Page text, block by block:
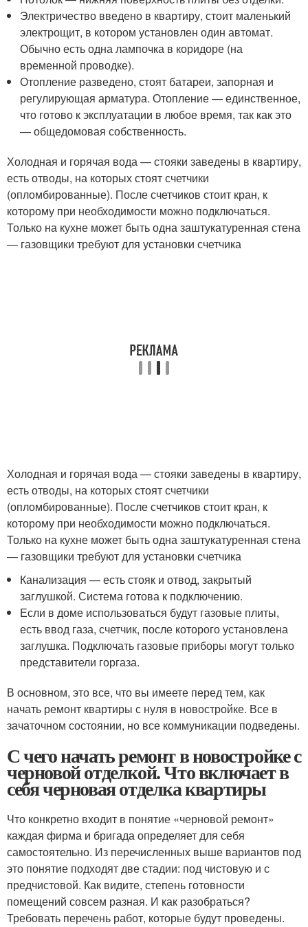
Электричество введено в квартиру, стоит маленький
электрощит, в котором установлен один автомат.
Обычно есть одна лампочка в коридоре (на
временной проводке).
Отопление разведено, стоят батареи, запорная и
регулирующая арматура. Отопление — единственное,
что готово к эксплуатации в любое время, так как это
— общедомовая собственность.
Холодная и горячая вода — стояки заведены в квартиру,
есть отводы, на которых стоят счетчики
(опломбированные). После счетчиков стоит кран, к
которому при необходимости можно подключаться.
Только на кухне может быть одна заштукатуренная стена
— газовщики требуют для установки счетчика
Холодная и горячая вода — стояки заведены в квартиру,
есть отводы, на которых стоят счетчики
(опломбированные). После счетчиков стоит кран, к
которому при необходимости можно подключаться.
Только на кухне может быть одна заштукатуренная стена
— газовщики требуют для установки счетчика
Канализация — есть стояк и отвод, закрытый
заглушкой. Система готова к подключению.
Если в доме использоваться будут газовые плиты,
есть ввод газа, счетчик, после которого установлена
заглушка. Подключать газовые приборы могут только
представители горгаза.
В основном, это все, что вы имеете перед тем, как
начать ремонт квартиры с нуля в новостройке. Все в
зачаточном состоянии, но все коммуникации подведены.
С чего начать ремонт в новостройке с
черновой отделкой. Что включает в
себя черновая отделка квартиры
Что конкретно входит в понятие «черновой ремонт»
каждая фирма и бригада определяет для себя
самостоятельно. Из перечисленных выше вариантов под
это понятие подходят две стадии: под чистовую и с
предчистовой. Как видите, степень готовности
помещений совсем разная. И как разобраться?
Требовать перечень работ, которые будут проведены.